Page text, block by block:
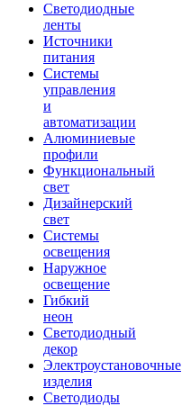
Светодиодные
ленты
Источники
питания
Системы
управления
и
автоматизации
Алюминиевые
профили
Функциональный
свет
Дизайнерский
свет
Системы
освещения
Наружное
освещение
Гибкий
неон
Светодиодный
декор
Электроустановочные
изделия
Светодиоды